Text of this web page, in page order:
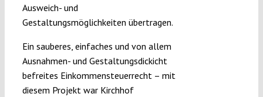
Ausweich- und
Gestaltungsmöglichkeiten übertragen.
Ein sauberes, einfaches und von allem
Ausnahmen- und Gestaltungsdickicht
befreites Einkommensteuerrecht – mit
diesem Projekt war Kirchhof